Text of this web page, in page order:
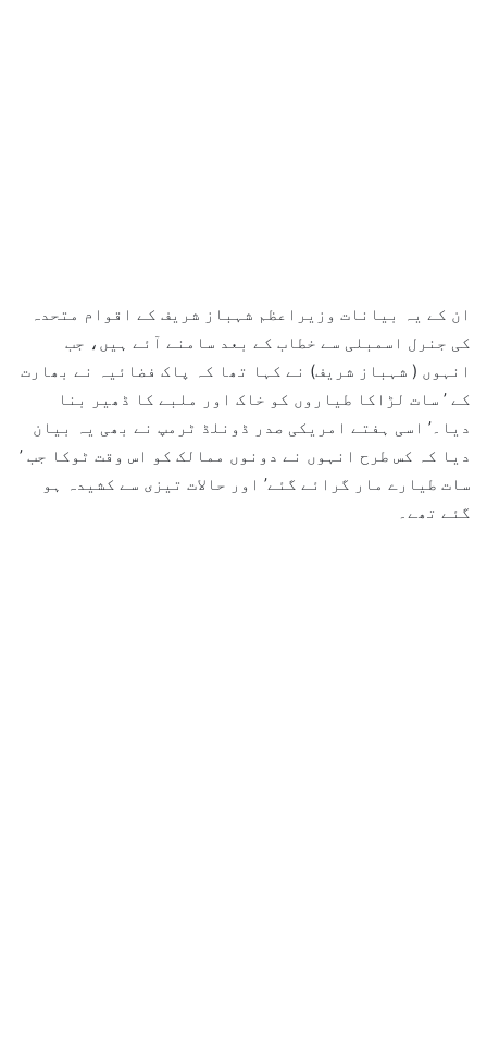
ان کے یہ بیانات وزیراعظم شہباز شریف کے اقوام متحدہ
کی جنرل اسمبلی سے خطاب کے بعد سامنے آئے ہیں، جب
انہوں ( شہباز شریف) نے کہا تھا کہ پاک فضائیہ نے بھارت
کے ’ سات لڑاکا طیاروں کو خاک اور ملبے کا ڈھیر بنا
دیا۔’ اسی ہفتے امریکی صدر ڈونلڈ ٹرمپ نے بھی یہ بیان
دیا کہ کس طرح انہوں نے دونوں ممالک کو اس وقت ٹوکا جب ’
سات طیارے مار گرائے گئے’ اور حالات تیزی سے کشیدہ ہو
گئے تھے۔